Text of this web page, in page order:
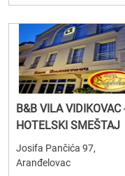
B&B VILA VIDIKOVAC
HOTELSKI SMEŠTAJ
Josifa Pančića 97,
Aranđelovac